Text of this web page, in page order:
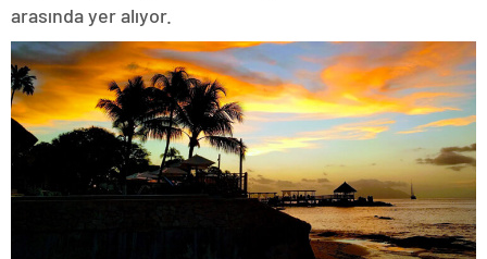
arasında yer alıyor.